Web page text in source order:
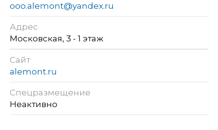
ooo.alemont@yandex.ru
Адрес
Московская, 3 - 1 этаж
Сайт
alemont.ru
Спецразмещение
Неактивно